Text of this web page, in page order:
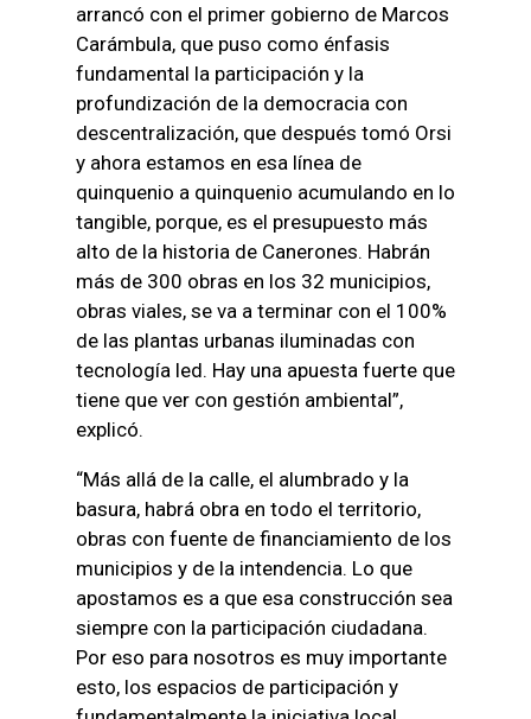
arrancó con el primer gobierno de Marcos
Carámbula, que puso como énfasis
fundamental la participación y la
profundización de la democracia con
descentralización, que después tomó Orsi
y ahora estamos en esa línea de
quinquenio a quinquenio acumulando en lo
tangible, porque, es el presupuesto más
alto de la historia de Canerones. Habrán
más de 300 obras en los 32 municipios,
obras viales, se va a terminar con el 100%
de las plantas urbanas iluminadas con
tecnología led. Hay una apuesta fuerte que
tiene que ver con gestión ambiental”,
explicó.
“Más allá de la calle, el alumbrado y la
basura, habrá obra en todo el territorio,
obras con fuente de financiamiento de los
municipios y de la intendencia. Lo que
apostamos es a que esa construcción sea
siempre con la participación ciudadana.
Por eso para nosotros es muy importante
esto, los espacios de participación y